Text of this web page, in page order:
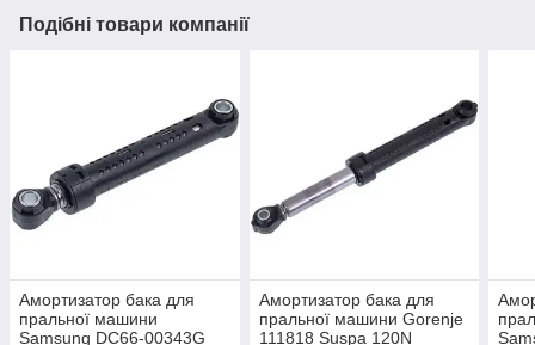
Подібні товари компанії
Амортизатор бака для
пральної машини
Samsung DC66-00343G
Амортизатор бака для
пральної машини Gorenje
111818 Suspa 120N